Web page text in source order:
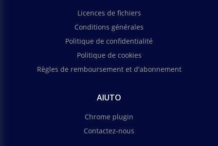
Licences de fichiers
Conditions générales
Politique de confidentialité
Politique de cookies
Règles de remboursement et d'abonnement
AIUTO
Chrome plugin
Contactez-nous